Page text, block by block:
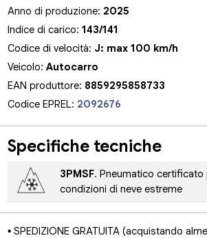
Anno di produzione: 2025
Indice di carico:143/141
Codice di velocità: J: max 100 km/h
Veicolo:Autocarro
EAN produttore: 8859295858733
Codice EPREL: 2092676
Specifiche tecniche
3PMSF. Pneumatico certificato
condizioni di neve estreme
▪ SPEDIZIONE GRATUITA (acquistando